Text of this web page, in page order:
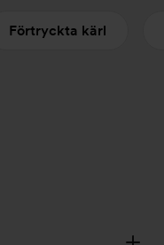
Förtryckta kärl